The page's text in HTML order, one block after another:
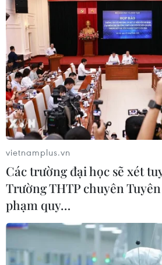
vietnamplus.vn
Các trường đại học sẽ xét
Trường THTP chuyên
phạm quy…